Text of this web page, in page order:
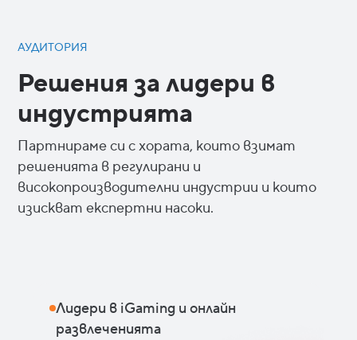
АУДИТОРИЯ
Решения за лидери в
индустрията
Партнираме си с хората, които взимат
решенията в регулирани и
високопроизводителни индустрии и които
изискват експертни насоки.
Лидери в iGaming и онлайн
развлеченията